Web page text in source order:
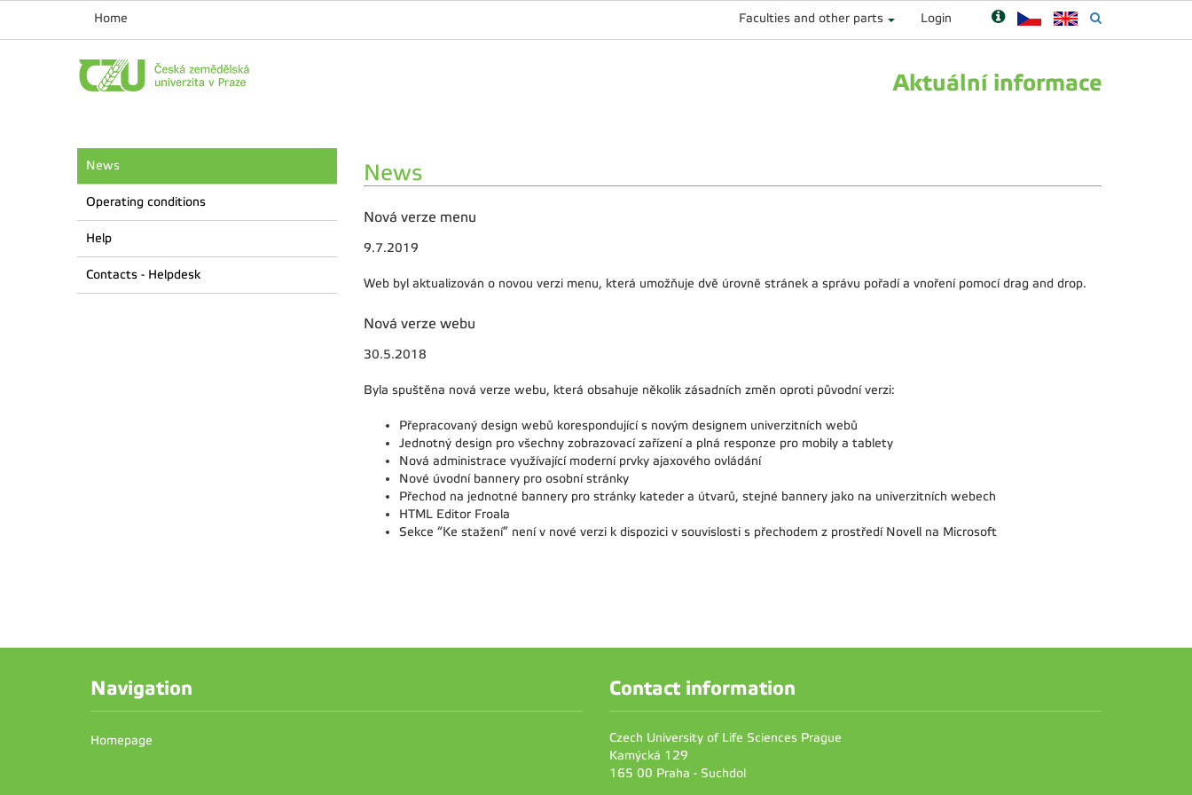
Home Faculties and other parts Login
Aktuální informace
News
Operating conditions
Help
Contacts - Helpdesk
News
Nová verze menu
9.7.2019
Web byl aktualizován o novou verzi menu, která umožňuje dvě úrovně stránek a správu pořadí a vnoření pomocí drag and drop.
Nová verze webu
30.5.2018
Byla spuštěna nová verze webu, která obsahuje několik zásadních změn oproti původní verzi:
Přepracovaný design webů korespondující s novým designem univerzitních webů
Jednotný design pro všechny zobrazovací zařízení a plná responze pro mobily a tablety
Nová administrace využívající moderní prvky ajaxového ovládání
Nové úvodní bannery pro osobní stránky
Přechod na jednotné bannery pro stránky kateder a útvarů, stejné bannery jako na univerzitních webech
HTML Editor Froala
Sekce “Ke stažení” není v nové verzi k dispozici v souvislosti s přechodem z prostředí Novell na Microsoft
Navigation
Homepage
Contact information
Czech University of Life Sciences Prague
Kamýcká 129
165 00 Praha - Suchdol